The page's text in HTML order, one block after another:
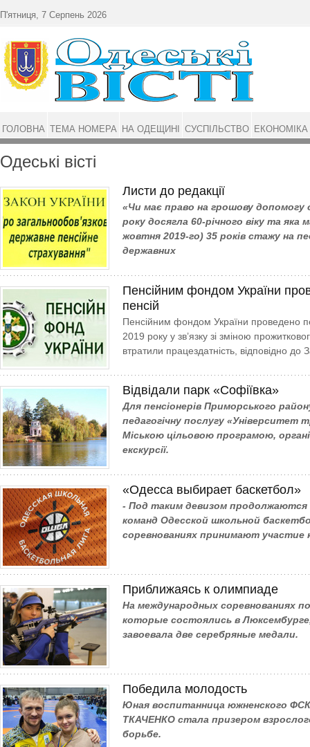
Одеські вісті
Листи до редакції
«Чи має право на грошову допомогу
року досягла 60-річного віку та яка
жовтня 2019-го) 35 років стажу на
державних
Пенсійним фондом України
пенсій
Пенсійним фондом України проведено
2019 року у зв’язку зі зміною
втратили працездатність, відповідно
Відвідали парк «Софіївка»
Для пенсіонерів Приморського
педагогічну послугу «Університет
Міською цільовою програмою,
екскурсії.
«Одесса выбирает баскетбол»
- Под таким девизом продолжаются
команд Одесской школьной
соревнованиях принимают участие
Приближаясь к олимпиаде
На международных соревнованиях
которые состоялись в
завоевала две серебряные медали.
Победила молодость
Юная воспитанница южненского
ТКАЧЕНКО стала призером
борьбе.
П'ятниця, 7 Серпень 2026
ГОЛОВНА ТЕМА НОМЕРА НА ОДЕЩИНІ СУСПІЛЬСТВО ЕКОНОМІКА